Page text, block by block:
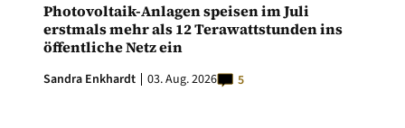
Photovoltaik-Anlagen speisen im Juli
erstmals mehr als 12 Terawattstunden ins
öffentliche Netz ein
Sandra Enkhardt 03. Aug. 2026 5